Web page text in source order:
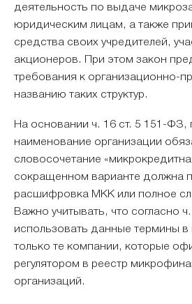
деятельность по выдаче
юридическим лицам, а также
средства своих учредителей,
акционеров. При этом закон
требования к организационно-
названию таких структур.
На основании ч. 16 ст. 5 151-ФЗ,
наименование организации
словосочетание
сокращенном варианте должна
расшифровка МКК или полное
Важно учитывать, что согласно
использовать данные термины в
только те компании, которые
регулятором в реестр
организаций.